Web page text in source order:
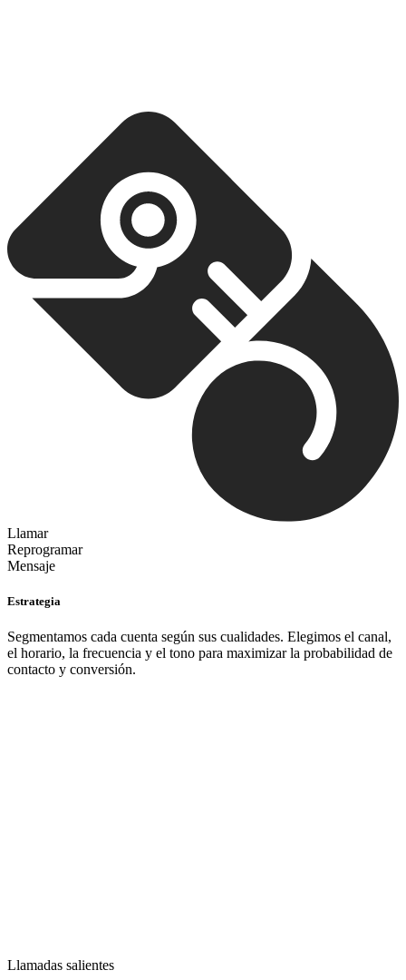
Llamar
Reprogramar
Mensaje
Estrategia
Segmentamos cada cuenta según sus cualidades. Elegimos el canal,
el horario, la frecuencia y el tono para maximizar la probabilidad de
contacto y conversión.
Llamadas salientes